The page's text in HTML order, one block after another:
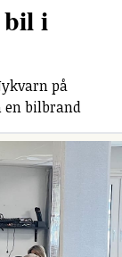
bil i
på
en bilbrand